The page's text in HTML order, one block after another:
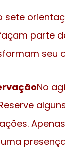
sete
parte
seu
No